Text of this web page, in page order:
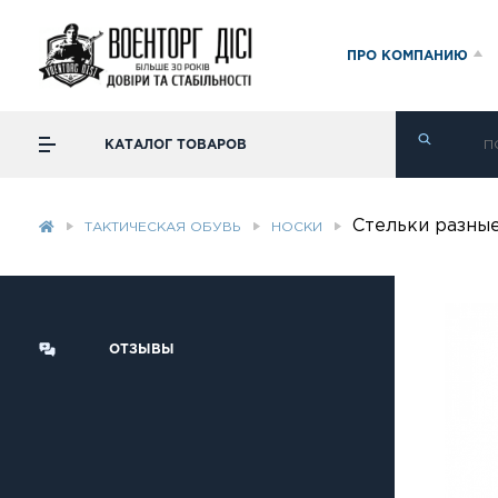
ПРО КОМПАНИЮ
КАТАЛОГ ТОВАРОВ
ТАКТИЧЕСКАЯ ОБУВЬ НОСКИ Стельки
ОТЗЫВЫ